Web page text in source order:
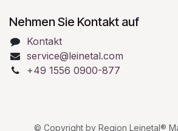
Nehmen Sie Kontakt auf
Kontakt
service@leinetal.com
+49 1556 0900-877
© Copyright by Region Leinetal®